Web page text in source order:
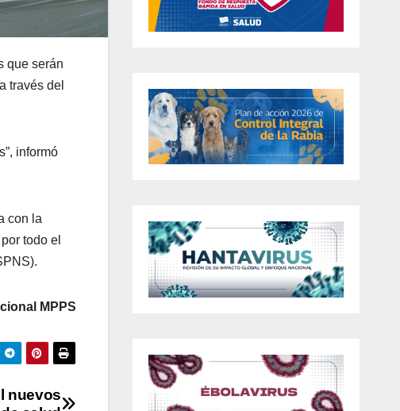
que serán
través del
informó
con la
todo el
MPPS
nuevos